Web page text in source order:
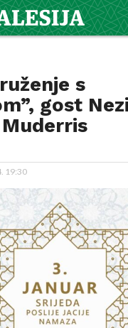
s
gost
19:30